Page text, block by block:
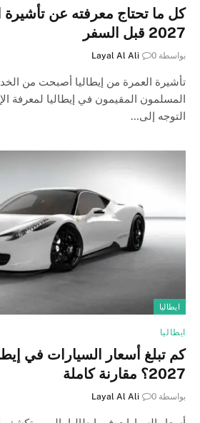
كل ما تحتاج معرفته عن تأشيرة
2027 قبل السفر
بواسطة Layal Al Ali 0
تأشيرة العمرة من إيطاليا أصبحت من
المسلمون المقيمون في إيطاليا لمعرفة
التوجه إلى…
ايطاليا
ايطاليا
كم تبلغ أسعار السيارات في
2027؟ مقارنة كاملة
بواسطة Layal Al Ali 0